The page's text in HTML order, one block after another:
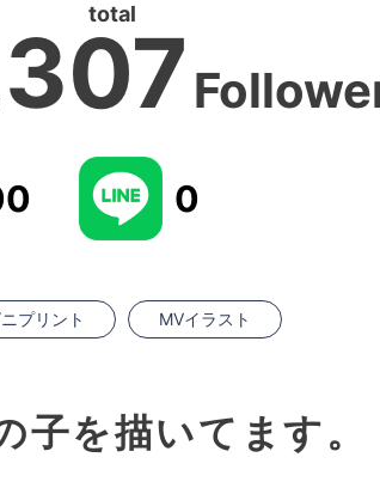
total
0
プリント MVイラスト
子を描いてます。